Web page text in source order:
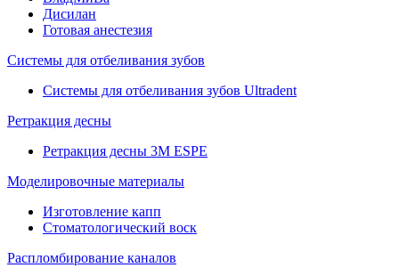
Дисилан
Готовая анестезия
Системы для отбеливания зубов
Системы для отбеливания зубов Ultradent
Ретракция десны
Ретракция десны 3M ESPE
Моделировочные материалы
Изготовление капп
Стоматологический воск
Распломбирование каналов